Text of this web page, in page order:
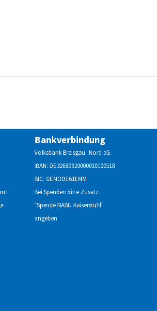
Bankverbindung
Volksbank Breisgau- Nord eG.
IBAN: DE32680920000010100518
BIC: GENODE61EMM
Bei Spenden bitte Zusatz:
"Spende NABU Kaiserstuhl"
angeben